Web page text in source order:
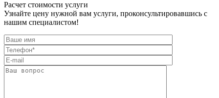
Расчет стоимости услуги
Узнайте цену нужной вам услуги, проконсультировавшись с
нашим специалистом!